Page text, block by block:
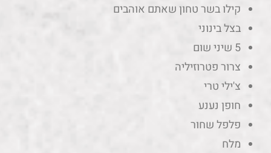
קילו בשר טחון שאתם אוהבים
בצל בינוני
5 שיני שום
צרור פטרוזיליה
צ'ילי טרי
חופן נענע
פלפל שחור
מלח